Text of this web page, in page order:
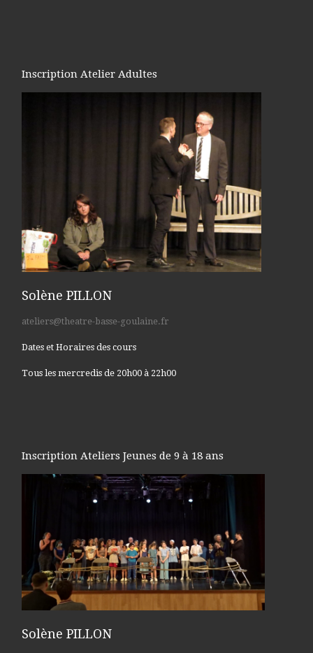
Inscription Atelier Adultes
Solène PILLON
ateliers@theatre-basse-goulaine.fr
Dates et Horaires des cours
Tous les mercredis de 20h00 à 22h00
Inscription Ateliers Jeunes de 9 à 18 ans
Solène PILLON